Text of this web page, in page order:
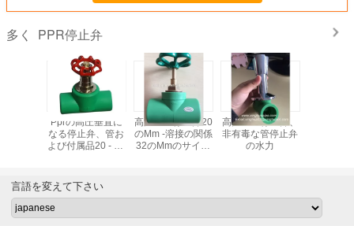
多く PPR停止弁
Pprの高圧垂直に
なる停止弁、管お
よび付属品20 - 75
高温PPR停止弁20
のMm -溶接の関係
32のMmのサイズ
高力PPR停止弁、
非有毒な管停止弁
の水力
言語を変えて下さい